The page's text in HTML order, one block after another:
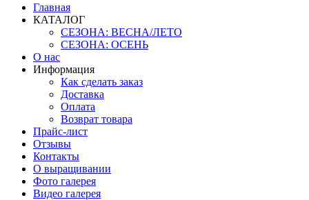
Главная
КАТАЛОГ
СЕЗОНА: ВЕСНА/ЛЕТО
СЕЗОНА: ОСЕНЬ
О нас
Информация
Как сделать заказ
Доставка
Оплата
Возврат товара
Прайс-лист
Отзывы
Контакты
О выращивании
Фото галерея
Видео галерея